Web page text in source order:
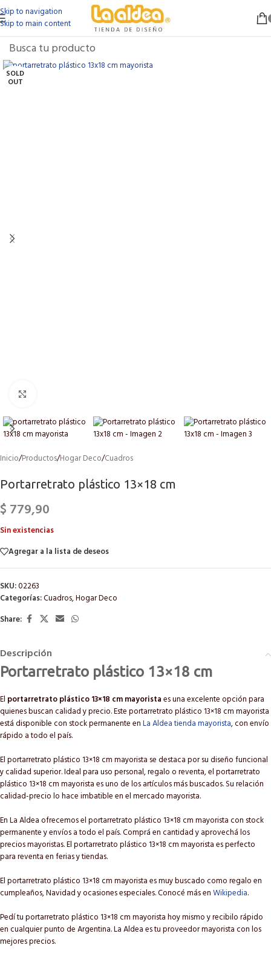
Skip to navigation
Skip to main content
SOLD
OUT
Inicio/Productos/Hogar Deco/Cuadros
Portarretrato plástico 13×18 cm
$ 779,90
Sin existencias
Agregar a la lista de deseos
SKU:02263
Categorías:Cuadros,Hogar Deco
Share:
Descripción
Portarretrato plástico 13×18 cm
El portarretrato plástico 13×18 cm mayoristaes una excelente opción para
quienes buscan calidad y precio. Este portarretrato plástico 13×18 cm mayorista
está disponible con stock permanente enLa Aldea tienda mayorista, con envío
rápido a todo el país.
El portarretrato plástico 13×18 cm mayorista se destaca por su diseño funcional
y calidad superior. Ideal para uso personal, regalo o reventa, el portarretrato
plástico 13×18 cm mayorista es uno de los artículos más buscados. Su relación
calidad-precio lo hace imbatible en el mercado mayorista.
En La Aldea ofrecemos el portarretrato plástico 13×18 cm mayorista con stock
permanente y envíos a todo el país. Comprá en cantidad y aprovechá los
precios mayoristas. El portarretrato plástico 13×18 cm mayorista es perfecto
para reventa en ferias y tiendas.
El portarretrato plástico 13×18 cm mayorista es muy buscado como regalo en
cumpleaños, Navidad y ocasiones especiales. Conocé más enWikipedia.
Pedí tu portarretrato plástico 13×18 cm mayorista hoy mismo y recibilo rápido
en cualquier punto de Argentina. La Aldea es tu proveedor mayorista con los
mejores precios.